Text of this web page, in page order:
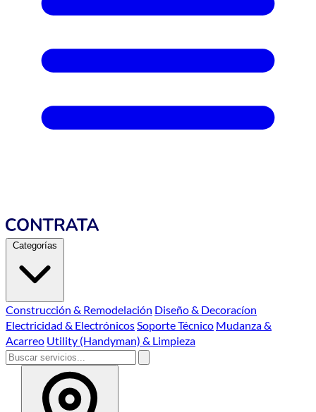
Categorías
Construcción & Remodelación Diseño & Decoracíon
Electricidad & ElectrónicosSoporte Técnico Mudanza &
Acarreo Utility (Handyman) & Limpieza